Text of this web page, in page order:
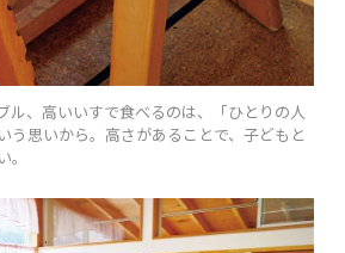
ル、高いいすで食べるのは、「ひとりの人
う思いから。高さがあることで、子どもと